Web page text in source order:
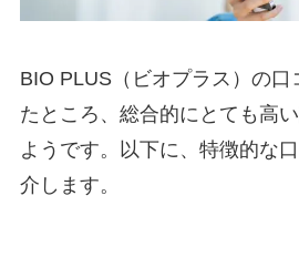
BIO PLUS（ビオプラス）の口
たところ、総合的にとても高
ようです。以下に、特徴的な
介します。